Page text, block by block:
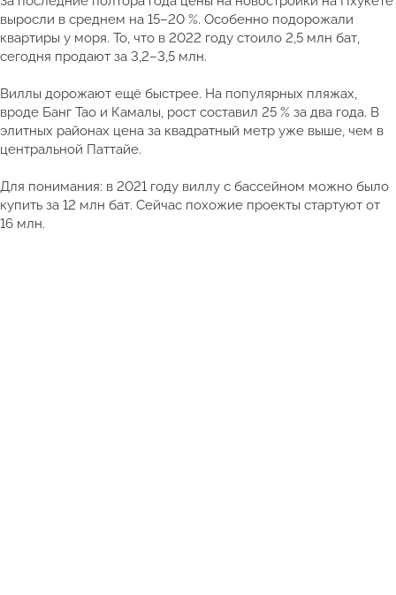
выросли в среднем на 15–20 %. Особенно подорожали
квартиры у моря. То, что в 2022 году стоило 2,5 млн бат,
сегодня продают за 3,2–3,5 млн.
Виллы дорожают ещё быстрее. На популярных пляжах,
вроде Банг Тао и Камалы, рост составил 25 % за два года. В
элитных районах цена за квадратный метр уже выше, чем в
центральной Паттайе.
Для понимания: в 2021 году виллу с бассейном можно было
купить за 12 млн бат. Сейчас похожие проекты стартуют от
16 млн.